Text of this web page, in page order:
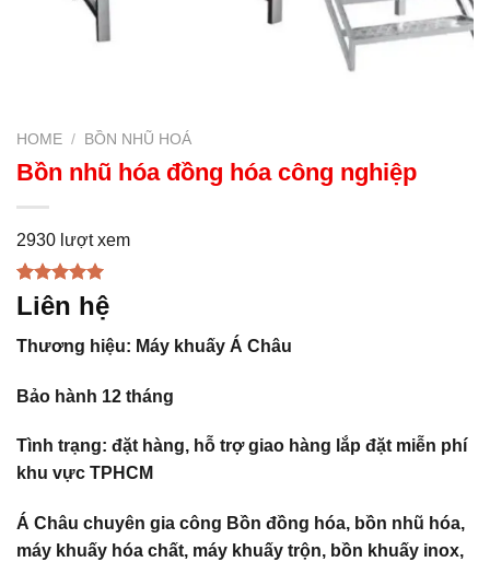
HOME / BỒN NHŨ HOÁ
Bồn nhũ hóa đồng hóa công nghiệp
2930 lượt xem
Rated5.00
out of 5
1
customer
Liên hệ
Thương hiệu: Máy khuấy Á Châu
Bảo hành 12 tháng
Tình trạng: đặt hàng, hỗ trợ giao hàng lắp đặt miễn phí
khu vực TPHCM
Á Châu chuyên gia công Bồn đồng hóa, bồn nhũ hóa,
máy khuấy hóa chất, máy khuấy trộn, bồn khuấy inox,